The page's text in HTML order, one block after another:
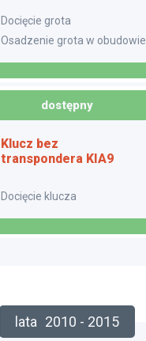
Docięcie grota
Osadzenie grota w obudowie
dostępny
Klucz bez
transpondera KIA9
Docięcie klucza
lata 2010 - 2015